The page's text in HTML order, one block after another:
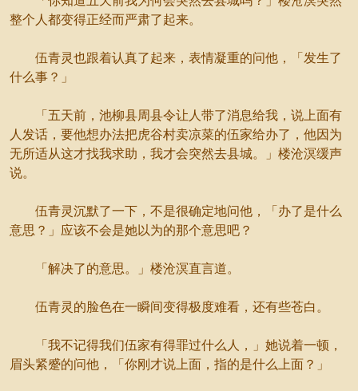
整个人都变得正经而严肃了起来。
伍青灵也跟着认真了起来，表情凝重的问他，「发生了
什么事？」
「五天前，池柳县周县令让人带了消息给我，说上面有
人发话，要他想办法把虎谷村卖凉菜的伍家给办了，他因为
无所适从这才找我求助，我才会突然去县城。」楼沧溟缓声
说。
伍青灵沉默了一下，不是很确定地问他，「办了是什么
意思？」应该不会是她以为的那个意思吧？
「解决了的意思。」楼沧溟直言道。
伍青灵的脸色在一瞬间变得极度难看，还有些苍白。
「我不记得我们伍家有得罪过什么人，」她说着一顿，
眉头紧蹙的问他，「你刚才说上面，指的是什么上面？」